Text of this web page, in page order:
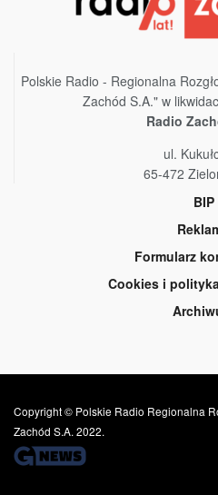
Polskie Radio - Regionalna
Zachód S.A." w
Radio
ul.
65-472
BIP
Formularz
Cookies i
Copyright © Polskie Radio Regionalna
Zachód S.A. 2022.